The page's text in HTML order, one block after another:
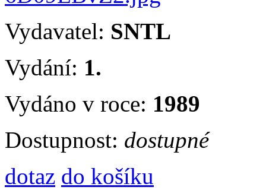
Vydavatel: SNTL
Vydání: 1.
Vydáno v roce: 1989
Dostupnost: dostupné
dotaz do košíku